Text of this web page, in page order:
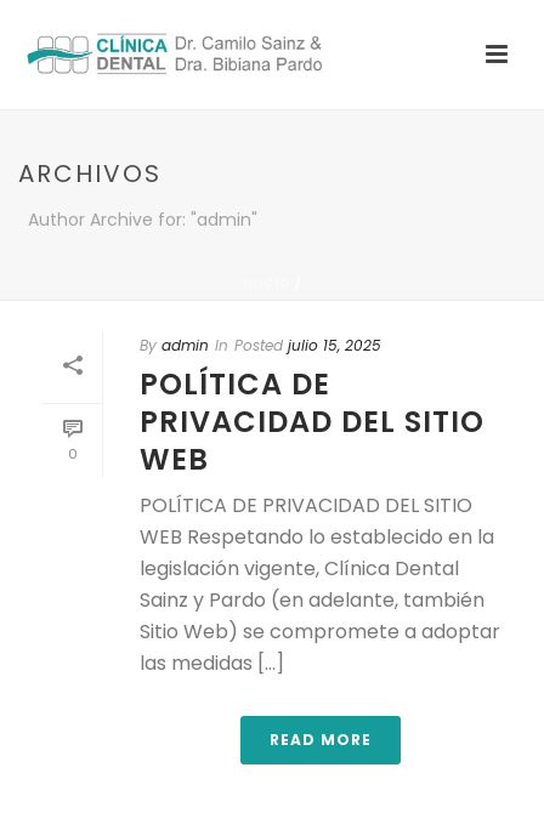
ARCHIVOS
Author Archive for: "admin"
0
By admin In Posted julio 15, 2025
POLÍTICA DE
PRIVACIDAD DEL SITIO
WEB
POLÍTICA DE PRIVACIDAD DEL SITIO
WEB Respetando lo establecido en la
legislación vigente, Clínica Dental
Sainz y Pardo (en adelante, también
Sitio Web) se compromete a adoptar
las medidas [...]
READ MORE